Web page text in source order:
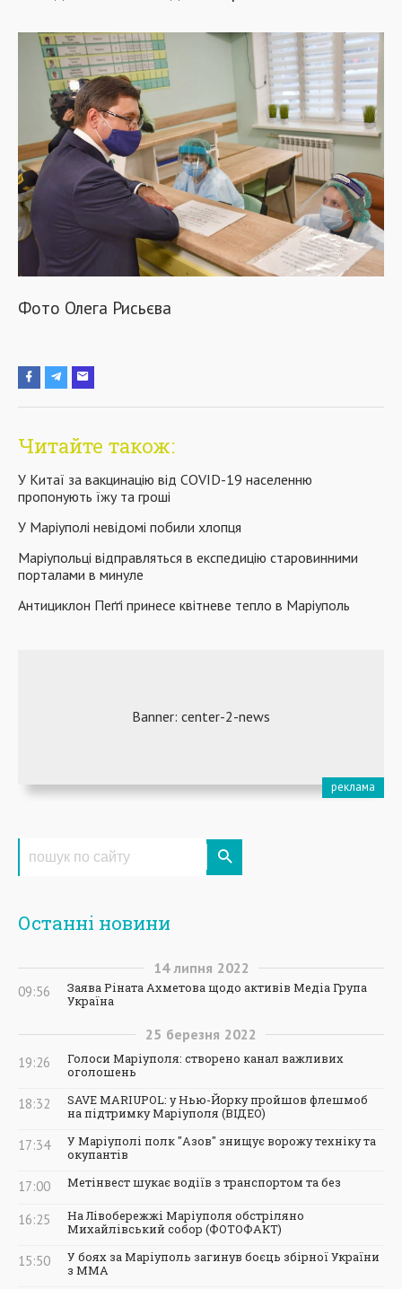
Фото Олега Рисьєва
Читайте також:
У Китаї за вакцинацію від COVID-19 населенню
пропонують їжу та гроші
У Маріуполі невідомі побили хлопця
Маріупольці відправляться в експедицію старовинними
порталами в минуле
Антициклон Пеґґі принесе квітневе тепло в Маріуполь
Останні новини
14 липня 2022
09:56
Заява Ріната Ахметова щодо активів Медіа Група
Україна
25 березня 2022
19:26
Голоси Маріуполя: створено канал важливих
оголошень
18:32
SAVE MARIUPOL: у Нью-Йорку пройшов флешмоб
на підтримку Маріуполя (ВІДЕО)
17:34
У Маріуполі полк "Азов" знищує ворожу техніку та
окупантів
17:00 Метінвест шукає водіїв з транспортом та без
16:25
На Лівобережжі Маріуполя обстріляно
Михайлівський собор (ФОТОФАКТ)
15:50
У боях за Маріуполь загинув боєць збірної України
з ММА